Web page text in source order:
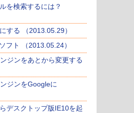
を検索するには？
する （2013.05.29）
フト （2013.05.24）
ジンをあとから変更する
ジンをGoogleに
デスクトップ版IE10を起